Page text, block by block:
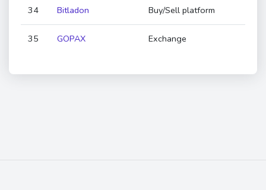
34 Bitladon Buy/Sell platform
35 GOPAX Exchange